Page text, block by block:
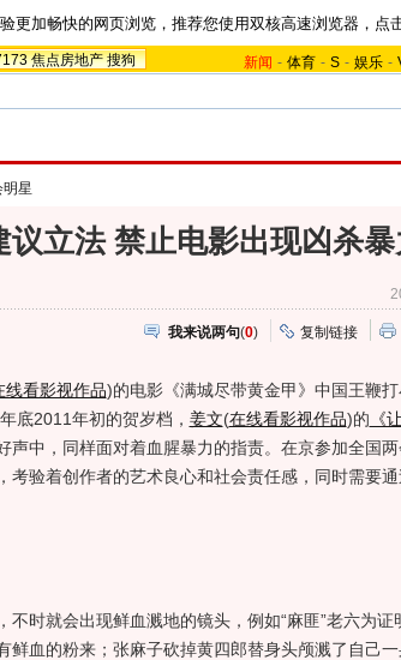
更加畅快的网页浏览，推荐您使用双核高速浏览器，点
焦点房地产 搜狗 新闻 - 体育 - S - 娱乐 -
星
议立法 禁止电影出现凶杀
我来说两句(0) 复制链接
线看影视作品)的电影《满城尽带黄金甲》中国王鞭
底2011年初的贺岁档， 姜文(在线看影视作品)的 《
声中，同样面对着血腥暴力的指责。在京参加全国
考验着创作者的艺术良心和社会责任感，同时需要
时就会出现鲜血溅地的镜头，例如“麻匪”老六为证
鲜血的粉来；张麻子砍掉黄四郎替身头颅溅了自己